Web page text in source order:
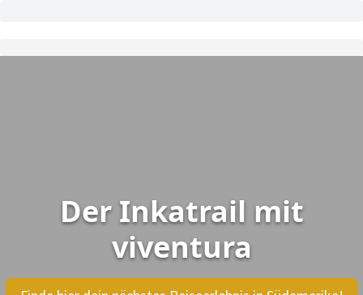
Der Inkatrail mit
viventura